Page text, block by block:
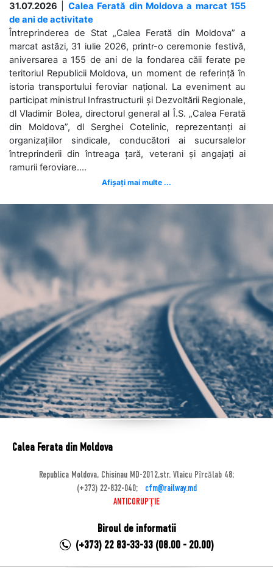
31.07.2026
Calea Ferată din Moldova a marcat 155
de ani de activitate
Întreprinderea de Stat „Calea Ferată din Moldova” a
marcat astăzi, 31 iulie 2026, printr-o ceremonie festivă,
aniversarea a 155 de ani de la fondarea căii ferate pe
teritoriul Republicii Moldova, un moment de referință în
istoria transportului feroviar național. La eveniment au
participat ministrul Infrastructurii și Dezvoltării Regionale,
dl Vladimir Bolea, directorul general al Î.S. „Calea Ferată
din Moldova”, dl Serghei Cotelinic, reprezentanți ai
organizațiilor sindicale, conducători ai sucursalelor
întreprinderii din întreaga țară, veterani și angajați ai
ramurii feroviare....
Afișați mai multe ...
Calea Ferata din Moldova
Republica Moldova, Chisinau MD-2012,str. Vlaicu Pîrcălab 48;
(+373) 22-832-040;
cfm@railway.md
ANTICORUPȚIE
Biroul de informatii
(+373) 22 83-33-33 (08.00 - 20.00)